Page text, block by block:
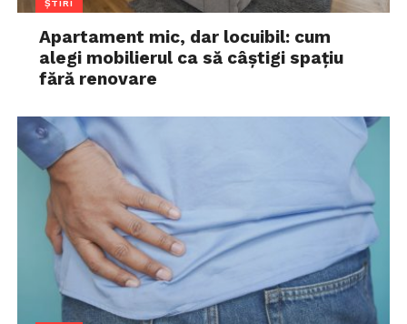
ȘTIRI
Apartament mic, dar locuibil: cum
alegi mobilierul ca să câștigi spațiu
fără renovare